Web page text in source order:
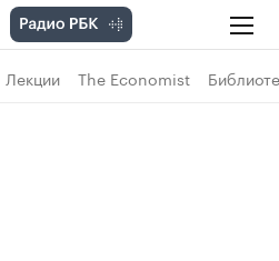
Лекции The Economist